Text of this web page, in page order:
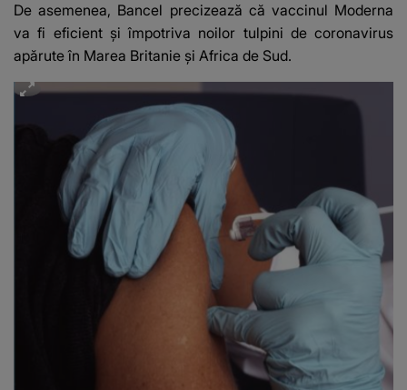
suspecți
De asemenea, Bancel precizează că vaccinul Moderna
va fi eficient și împotriva noilor tulpini de coronavirus
apărute în Marea Britanie și Africa de Sud.